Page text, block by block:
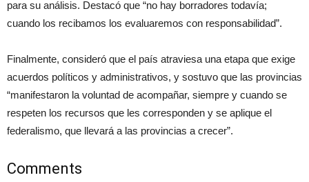
para su análisis. Destacó que “no hay borradores todavía;
cuando los recibamos los evaluaremos con responsabilidad”.
Finalmente, consideró que el país atraviesa una etapa que exige
acuerdos políticos y administrativos, y sostuvo que las provincias
“manifestaron la voluntad de acompañar, siempre y cuando se
respeten los recursos que les corresponden y se aplique el
federalismo, que llevará a las provincias a crecer”.
Comments